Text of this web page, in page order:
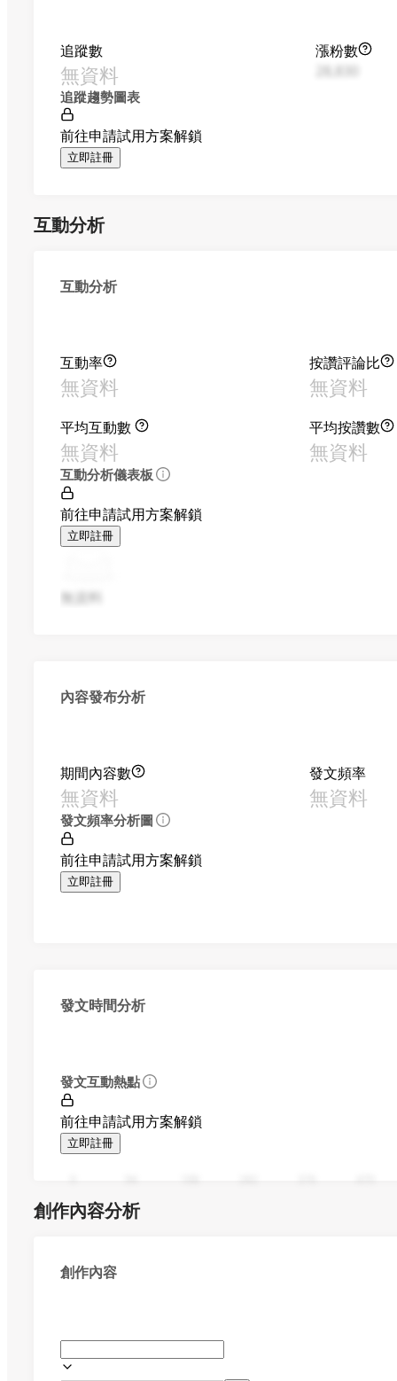
追蹤數
無資料
漲粉數
追蹤趨勢圖表
前往申請試用方案解鎖
立即註冊
互動分析
互動分析
互動率
無資料
按讚評論比
無資料
平均互動數
無資料
平均按讚數
無資料
互動分析儀表板
前往申請試用方案解鎖
立即註冊
無資料
內容發布分析
期間內容數
無資料
發文頻率
無資料
發文頻率分析圖
前往申請試用方案解鎖
立即註冊
發文時間分析
發文互動熱點
前往申請試用方案解鎖
立即註冊
創作內容分析
創作內容